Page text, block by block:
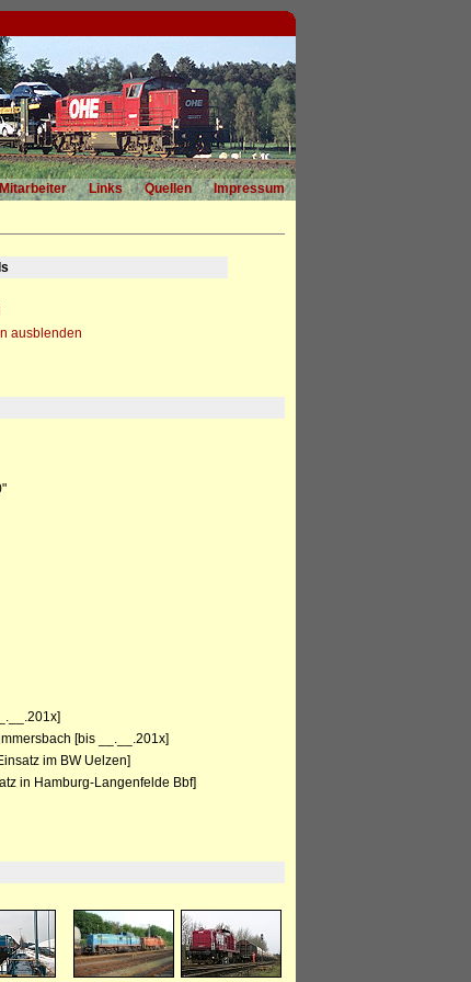
Mitarbeiter Links Quellen
Impressum
ausblenden
[bis __.__.201x]
im BW Uelzen]
in Hamburg-Langenfelde Bbf]